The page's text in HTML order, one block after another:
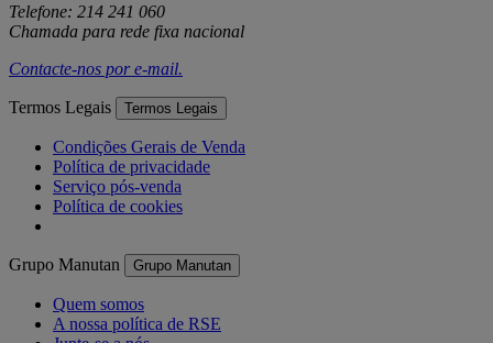
Telefone: 214 241 060
Chamada para rede fixa nacional
Contacte-nos pore-mail.
Termos Legais Termos Legais
Condições Gerais de Venda
Política de privacidade
Serviço pós-venda
Política de cookies
Grupo Manutan Grupo Manutan
Quem somos
A nossa política de RSE